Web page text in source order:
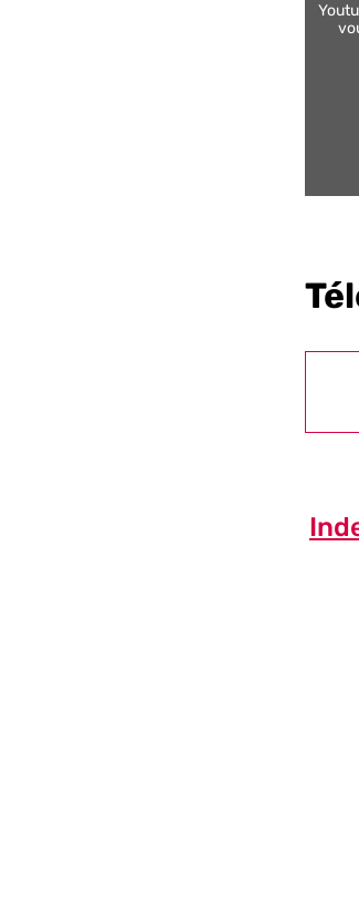
youtube conditionne la lecture de ses vidéos au dépôt de traceurs afin de